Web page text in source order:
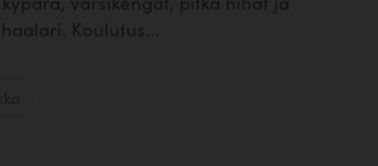
Koulutus...